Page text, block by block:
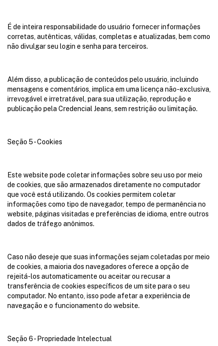
É de inteira responsabilidade do usuário fornecer informações
corretas, autênticas, válidas, completas e atualizadas, bem como
não divulgar seu login e senha para terceiros.
Além disso, a publicação de conteúdos pelo usuário, incluindo
mensagens e comentários, implica em uma licença não-exclusiva,
irrevogável e irretratável, para sua utilização, reprodução e
publicação pela Credencial Jeans, sem restrição ou limitação.
Seção 5 - Cookies
Este website pode coletar informações sobre seu uso por meio
de cookies, que são armazenados diretamente no computador
que você está utilizando. Os cookies permitem coletar
informações como tipo de navegador, tempo de permanência no
website, páginas visitadas e preferências de idioma, entre outros
dados de tráfego anônimos.
Caso não deseje que suas informações sejam coletadas por meio
de cookies, a maioria dos navegadores oferece a opção de
rejeitá-los automaticamente ou aceitar ou recusar a
transferência de cookies específicos de um site para o seu
computador. No entanto, isso pode afetar a experiência de
navegação e o funcionamento do website.
Seção 6 - Propriedade Intelectual